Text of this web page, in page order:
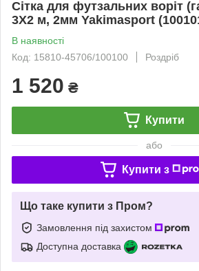
Сітка для футзальних воріт
3Х2 м, 2мм Yakimasport
В наявності
Код: 15810-45706/100100
Роздріб
1 520 ₴
Купити
або
Купити з
Що таке купити з Пром?
Замовлення під захистом
Доступна доставка